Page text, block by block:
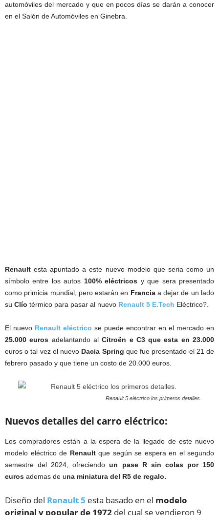
automóviles del mercado y que en pocos días se darán a conocer
en el Salón de Automóviles en Ginebra.
Renault esta apuntado a este nuevo modelo que seria como un
símbolo entre los autos 100% eléctricos y que sera presentado
como primicia mundial, pero estarán en Franciaa dejar de un lado
su Clío térmico para pasar al nuevo Renault 5 E.Tech Eléctrico?.
El nuevo Renault eléctrico se puede encontrar en el mercado en
25.000 euros adelantando alCitroën e C3 que esta en 23.000
euros o tal vez el nuevo Dacia Spring que fue presentado el 21 de
febrero pasado y que tiene un costo de 20.000 euros.
Renault 5 eléctrico los primeros detalles.
Nuevos detalles del carro eléctrico:
Los compradores están a la espera de la llegado de este nuevo
modelo eléctrico de Renaultque según se espera en el segundo
semestre del 2024, ofreciendoun pase R sin colas por 150
euros ademas de una miniatura del R5 de regalo.
Diseño del Renault 5 esta basado en el modelo
original y popular de 1972 del cual se vendieron 9